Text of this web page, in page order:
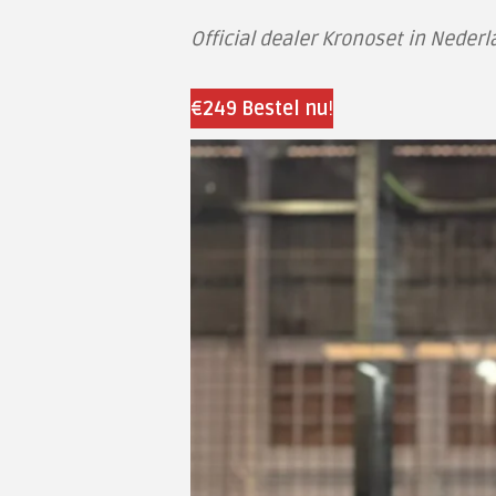
Official dealer Kronoset in
€249 Bestel nu!